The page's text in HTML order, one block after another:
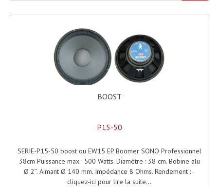
Angles Structure SD250
Angles Structure TRIO290
Angles Structure Triodéco
Cercle Struct Carrée 290
Cercle Struct SCC Carre
Cercle Struct Triangulaire290
BOOST
P15-50
SERIE-P15-50 boost ou EW15 EP Boomer SONO Professionnel
38cm Puissance max : 500 Watts. Diamètre : 38 cm. Bobine alu
Ø 2’’. Aimant Ø 140 mm. Impédance 8 Ohms. Rendement : -
cliquez-ici pour lire la suite...